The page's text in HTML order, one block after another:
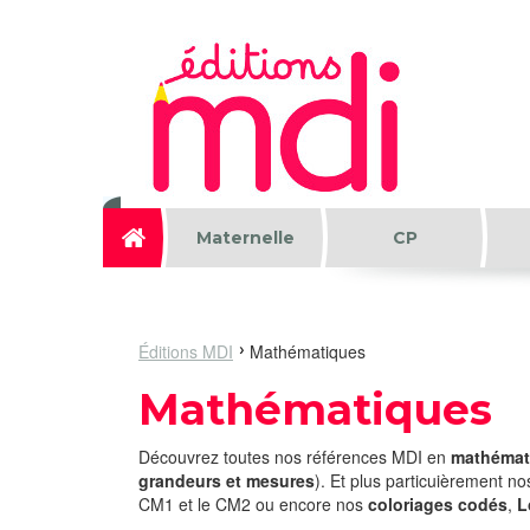
Maternelle CP
Éditions MDI Mathématiques
Mathématiques
Découvrez toutes nos références MDI en
grandeurs et mesures). Et plus particuièrement
CM1 et le CM2 ou encore nos coloriages codés,